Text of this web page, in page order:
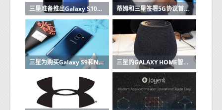
三星准备推出Galaxy S10这里有功能和价格 蒂姆和三星签署5G协议首批设备已在2019年
三星为购买Galaxy S9和Note 9的用户提供高达200欧元的报销 三星的GALAXY HOME智能音箱在UNPACKED 2019上没有亮相